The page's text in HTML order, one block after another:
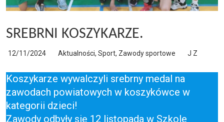
SREBRNI KOSZYKARZE.
12/11/2024 Aktualności, Sport, Zawody sportowe J Z
Koszykarze wywalczyli srebrny medal na
zawodach powiatowych w koszykówce w
kategorii dzieci!
Zawody odbyły się 12 listopada w Szkole